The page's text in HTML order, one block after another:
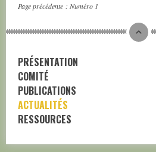
Page précédente : Numéro 1
PRÉSENTATION
COMITÉ
PUBLICATIONS
ACTUALITÉS
RESSOURCES